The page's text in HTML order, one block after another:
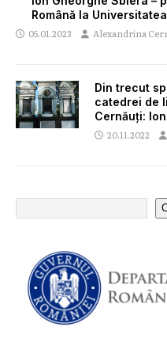
Română la
05.01.2023 Alexandrina
Din trecut
catedrei de
Cernăuți:
20.11.2022